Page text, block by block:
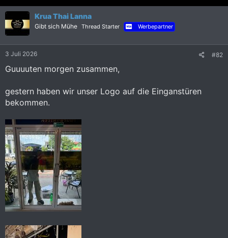
o
n
e
n
:
Krua Thai Lanna
Gibt sich Mühe Thread Starter Werbepartner
3 Juli 2026 #82
Guuuuten morgen zusammen,
gestern haben wir unser Logo auf die Einganstüren
bekommen.